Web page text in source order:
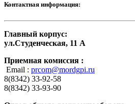
Контактная информация:
Главный корпус:
ул.Студенческая, 11 А
Приемная комиссия :
Email : prcom@mordgpi.ru
8(8342) 33-92-58
8(8342) 33-93-90